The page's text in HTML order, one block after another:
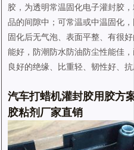
胶，为透明常温固化电子灌封胶
品的间隙中；可常温或中温固化
固化后无气泡、表面平整、有很
能好，防潮防水防油防尘性能佳
良好的绝缘、比重轻、韧性好、
汽车打蜡机灌封胶用胶方
胶粘剂厂家直销